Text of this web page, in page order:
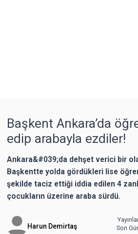
Başkent Ankara’da
edip arabayla ezdiler!
Ankara&#039;da dehşet verici bir
Başkentte yolda gördükleri lise
şekilde taciz ettiği iddia edilen 4
çocukların üzerine araba sürdü.
Harun Demirtaş
Son